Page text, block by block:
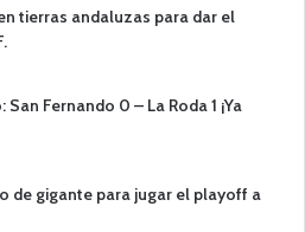
tierras andaluzas para dar el
Fernando 0 – La Roda 1 ¡Ya
de gigante para jugar el playoff a